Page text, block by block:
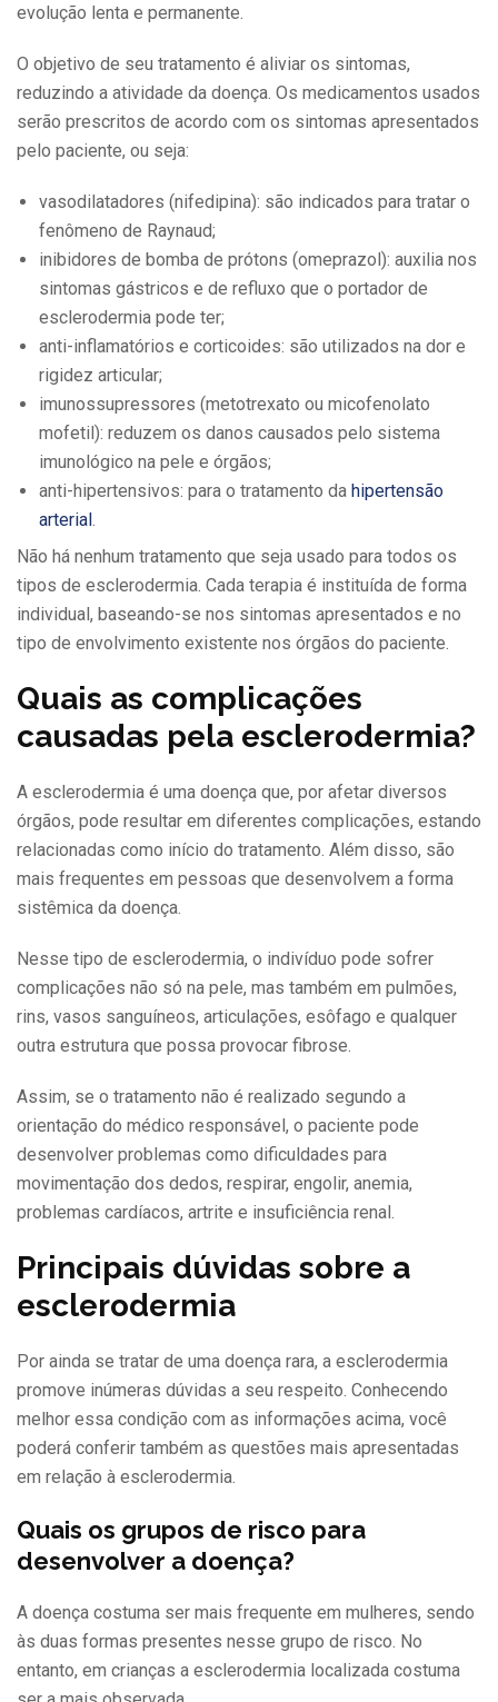
evolução lenta e permanente.
O objetivo de seu tratamento é aliviar os sintomas,
reduzindo a atividade da doença. Os medicamentos usados
serão prescritos de acordo com os sintomas apresentados
pelo paciente, ou seja:
vasodilatadores (nifedipina): são indicados para tratar o
fenômeno de Raynaud;
inibidores de bomba de prótons (omeprazol): auxilia nos
sintomas gástricos e de refluxo que o portador de
esclerodermia pode ter;
anti-inflamatórios e corticoides: são utilizados na dor e
rigidez articular;
imunossupressores (metotrexato ou micofenolato
mofetil): reduzem os danos causados pelo sistema
imunológico na pele e órgãos;
anti-hipertensivos: para o tratamento da hipertensão
arterial
Não há nenhum tratamento que seja usado para todos os
tipos de esclerodermia. Cada terapia é instituída de forma
individual, baseando-se nos sintomas apresentados e no
tipo de envolvimento existente nos órgãos do paciente.
Quais as complicações
causadas pela esclerodermia?
A esclerodermia é uma doença que, por afetar diversos
órgãos, pode resultar em diferentes complicações, estando
relacionadas como início do tratamento. Além disso, são
mais frequentes em pessoas que desenvolvem a forma
sistêmica da doença.
Nesse tipo de esclerodermia, o indivíduo pode sofrer
complicações não só na pele, mas também em pulmões,
rins, vasos sanguíneos, articulações, esôfago e qualquer
outra estrutura que possa provocar fibrose.
Assim, se o tratamento não é realizado segundo a
orientação do médico responsável, o paciente pode
desenvolver problemas como dificuldades para
movimentação dos dedos, respirar, engolir, anemia,
problemas cardíacos, artrite e insuficiência renal.
Principais dúvidas sobre a
esclerodermia
Por ainda se tratar de uma doença rara, a esclerodermia
promove inúmeras dúvidas a seu respeito. Conhecendo
melhor essa condição com as informações acima, você
poderá conferir também as questões mais apresentadas
em relação à esclerodermia.
Quais os grupos de risco para
desenvolver a doença?
A doença costuma ser mais frequente em mulheres, sendo
às duas formas presentes nesse grupo de risco. No
entanto, em crianças a esclerodermia localizada costuma